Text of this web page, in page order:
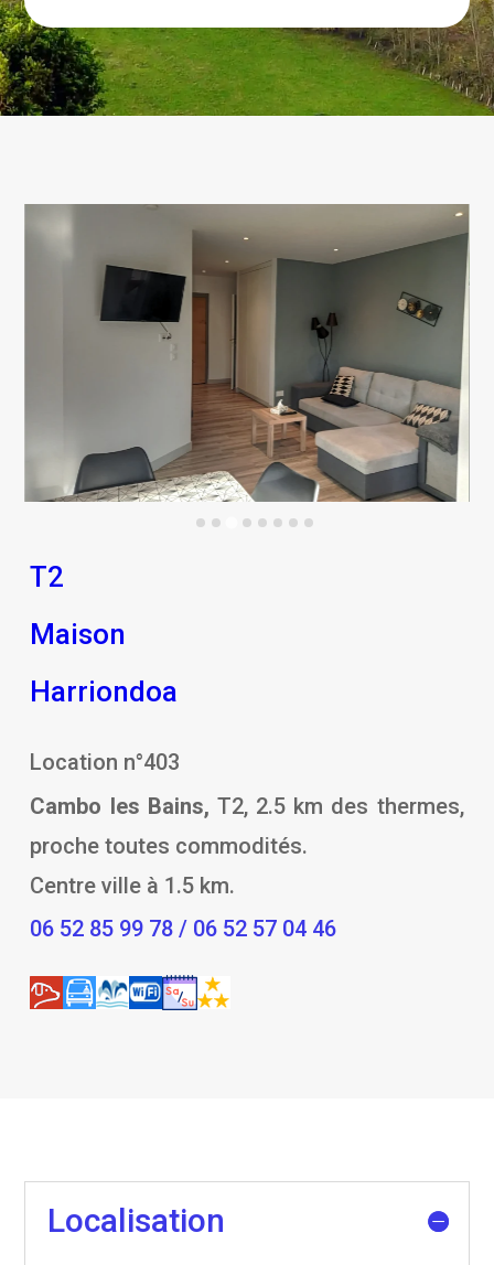
T2
Maison
Harriondoa
Location n°403
Cambo les Bains, T2, 2.5 km des thermes,
proche toutes commodités.
Centre ville à 1.5 km.
06 52 85 99 78 / 06 52 57 04 46
Localisation